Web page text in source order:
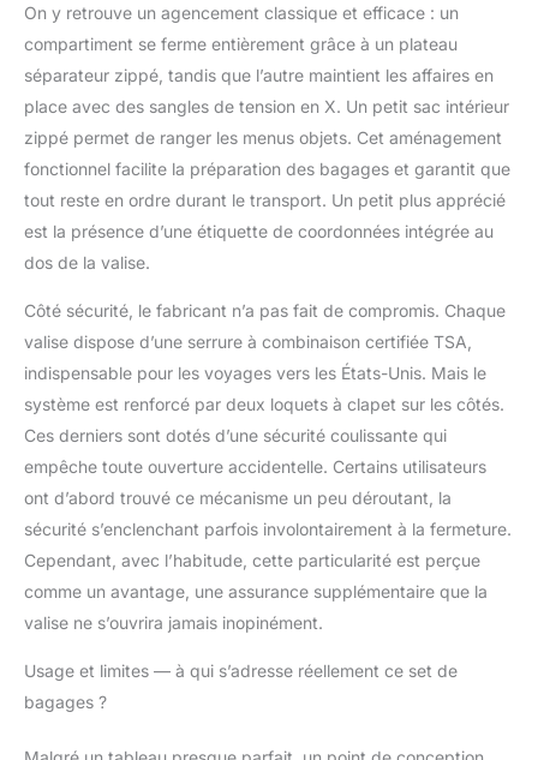
On y retrouve un agencement classique et efficace : un
compartiment se ferme entièrement grâce à un plateau
séparateur zippé, tandis que l’autre maintient les affaires en
place avec des sangles de tension en X. Un petit sac intérieur
zippé permet de ranger les menus objets. Cet aménagement
fonctionnel facilite la préparation des bagages et garantit que
tout reste en ordre durant le transport. Un petit plus apprécié
est la présence d’une étiquette de coordonnées intégrée au
dos de la valise.
Côté sécurité, le fabricant n’a pas fait de compromis. Chaque
valise dispose d’une serrure à combinaison certifiée TSA,
indispensable pour les voyages vers les États-Unis. Mais le
système est renforcé par deux loquets à clapet sur les côtés.
Ces derniers sont dotés d’une sécurité coulissante qui
empêche toute ouverture accidentelle. Certains utilisateurs
ont d’abord trouvé ce mécanisme un peu déroutant, la
sécurité s’enclenchant parfois involontairement à la fermeture.
Cependant, avec l’habitude, cette particularité est perçue
comme un avantage, une assurance supplémentaire que la
valise ne s’ouvrira jamais inopinément.
Usage et limites — à qui s’adresse réellement ce set de
bagages ?